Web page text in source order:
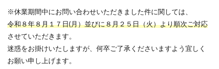
※休業期間中にお問い合わせいただきました件に関しては、
令和８年８月１７日(月）並びに８月２５日（火）より順次ご対応
させていただきます。
迷惑をお掛けいたしますが、何卒ご了承くださいますよう宜しく
お願い申し上げます。